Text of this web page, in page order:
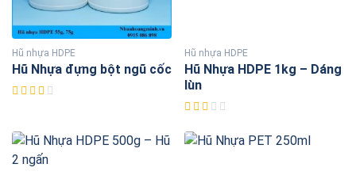
Hũ nhựa HDPE
Hũ Nhựa đựng bột ngũ cốc
Hũ nhựa HDPE
Hũ Nhựa HDPE 1kg – Dáng
lùn